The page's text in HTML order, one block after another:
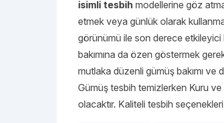
isimli tesbih modellerine göz
etmek veya günlük olarak
görünümü ile son derece etkileyici
bakımına da özen göstermek
mutlaka düzenli gümüş bakımı ve
Gümüş tesbih temizlerken Kuru
olacaktır. Kaliteli tesbih